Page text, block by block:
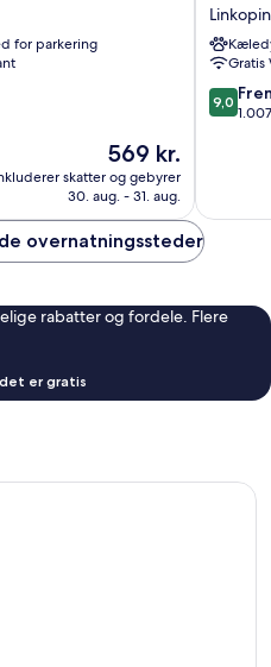
for parkering
Prisen
569 kr.
569 kr.
skatter og gebyrer
30. aug. - 31. aug.
Gratis
9.0
ud
9,0
overnatningssteder
rabatter og fordele. Flere
er gratis